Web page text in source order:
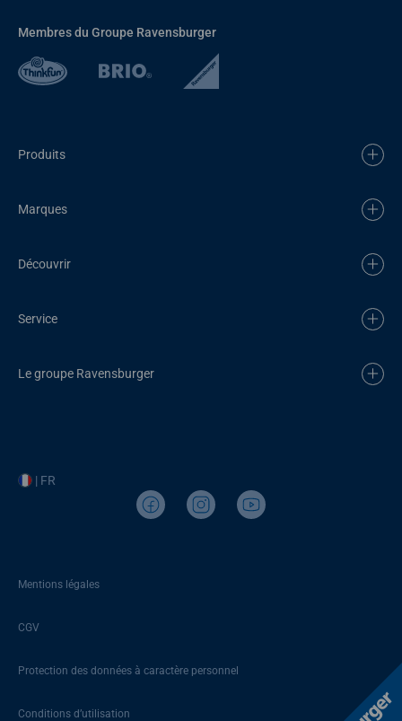
Membres du Groupe Ravensburger
Produits
Marques
Découvrir
Service
Le groupe Ravensburger
| FR
Mentions légales
CGV
Protection des données à caractère personnel
Conditions d’utilisation